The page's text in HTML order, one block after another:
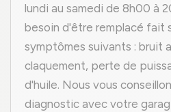
lundi au samedi de 8h00 à
besoin d'être remplacé fait
symptômes suivants : bruit
claquement, perte de
d'huile. Nous vous
diagnostic avec votre